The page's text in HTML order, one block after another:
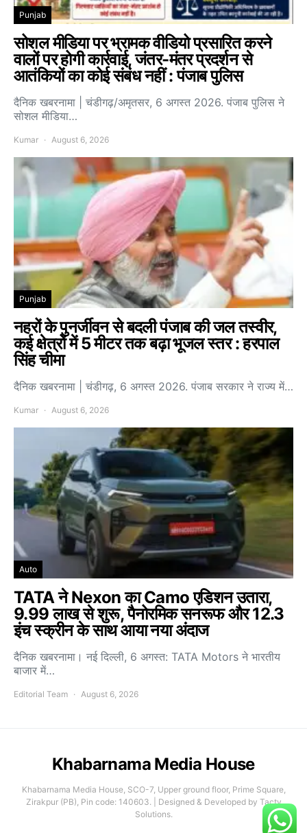
Punjab
सोशल मीडिया पर भ्रामक वीडियो प्रसारित करने
वालों पर होगी कार्रवाई, जंतर-मंतर प्रदर्शन से
आतंकियों का कोई संबंध नहीं : पंजाब पुलिस
दैनिक खबरनामा | चंडीगढ़/अमृतसर, 6 अगस्त 2026. पंजाब पुलिस ने
सोशल मीडिया…
Kumar August 6, 2026
Punjab
नहरों के पुनर्जीवन से बदली पंजाब की जल तस्वीर,
कई क्षेत्रों में 5 मीटर तक बढ़ा भूजल स्तर : हरपाल
सिंह चीमा
दैनिक खबरनामा | चंडीगढ़, 6 अगस्त 2026. पंजाब सरकार ने राज्य में…
Kumar August 6, 2026
Auto
TATA ने Nexon का Camo एडिशन उतारा,
9.99 लाख से शुरू, पैनोरमिक सनरूफ और 12.3
इंच स्क्रीन के साथ आया नया अंदाज
दैनिक खबरनामा। नई दिल्ली, 6 अगस्त: TATA Motors ने भारतीय
बाजार में…
Editorial Team August 6, 2026
Khabarnama Media House
Khabarnama Media House, SCO-7, Upper ground floor, Prime Square,
Zirakpur (PB), Pin code: 140603. | Designed & Developed by Tacty
Solutions.